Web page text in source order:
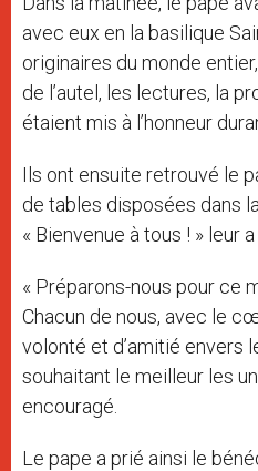
avec eux en la basilique
originaires du monde
de l’autel, les lectures, la
étaient mis à l’honneur
Ils ont ensuite retrouvé le
de tables disposées dans
« Bienvenue à tous ! » leur
« Préparons-nous pour ce
Chacun de nous, avec le
volonté et d’amitié envers
souhaitant le meilleur les
encouragé.
Le pape a prié ainsi le